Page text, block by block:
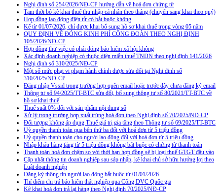
Nghị định số 254/2026/NĐ-CP hướng dẫn về hoá đơn chứng từ
Tạm thời bỏ kê khai thuế thu nhập cá nhân theo tháng (chuyển sang khai theo quý)
Hợp đồng lao động điện tử có bắt buộc không
Kể từ 01/07/2026, chỉ được khai bổ sung hồ sơ khai thuế trong vòng 05 năm
QUY ĐỊNH VỀ ĐÓNG KINH PHÍ CÔNG ĐOÀN THEO NGHỊ ĐỊNH
105/2026/NĐ-CP
Hợp đồng thử việc có phải đóng bảo hiểm xã hội không
Xác định doanh nghiệp có thuộc diện miễn thuế TNDN theo nghị định 141/2026
Nghị định số 310/2025/NĐ-CP
Một số mức phạt vi phạm hành chính được sửa đổi tại Nghị định số
310/2025/NĐ-CP
Đăng nhập Vssid trong trường hợp quên email hoặc trước đây chưa đăng ký email
Thông tư số 94/2025/TT-BTC sửa đổi, bổ sung thông tư số 80/2021/TT-BTC về
hồ sơ khai thuế
Thuế suất 0% đối với sản phẩm nội dung số
Xử lý trong trường hợp xuất trùng hoá đơn theo Nghị định số 70/2025/NĐ-CP
Đối tượng không áp dụng Thuế giá trị gia tăng theo Thông tư số 69/2025/TT-BTC
Uỷ quyền thanh toán qua bên thứ ba đối với hoá đơn từ 5 triệu đồng
Uỷ quyền thanh toán cho người lao động đối với hoá đơn từ 5 triệu đồng
Nhập khẩu hàng tặng từ 5 triệu đồng không bắt buộc có chứng từ thanh toán
Thanh toán hoá đơn chậm so với thời hạn hợp đồng sẽ bị loại thuế GTGT đầu vào
Cập nhật thông tin doanh nghiệp sau sáp nhập, kê khai chủ sở hữu hưởng lợi theo
Luật doanh nghiệp
Đăng ký thông tin người lao động bắt buộc từ 01/01/2026
Thí điểm chi trả bảo hiểm thất nghiệp qua Cổng DVC Quốc gia
Kê khai hoá đơn trả lại hàng theo Nghị định 70/2025/NĐ-CP